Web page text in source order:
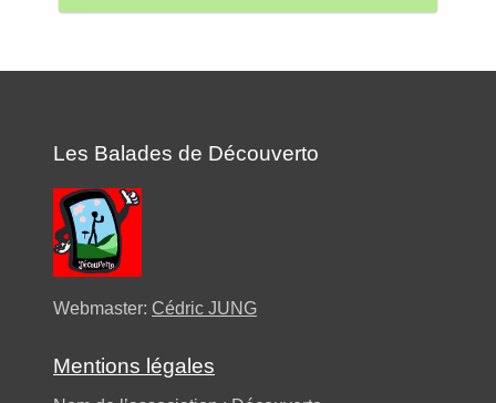
Les Balades de Découverto
Webmaster: Cédric JUNG
Mentions légales